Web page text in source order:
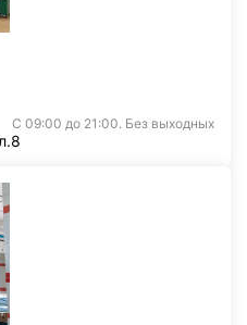
С 09:00 до 21:00. Без выходных